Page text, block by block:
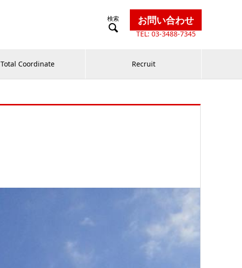

お問い合わせ
TEL: 03-3488-7345
Total Coordinate Recruit